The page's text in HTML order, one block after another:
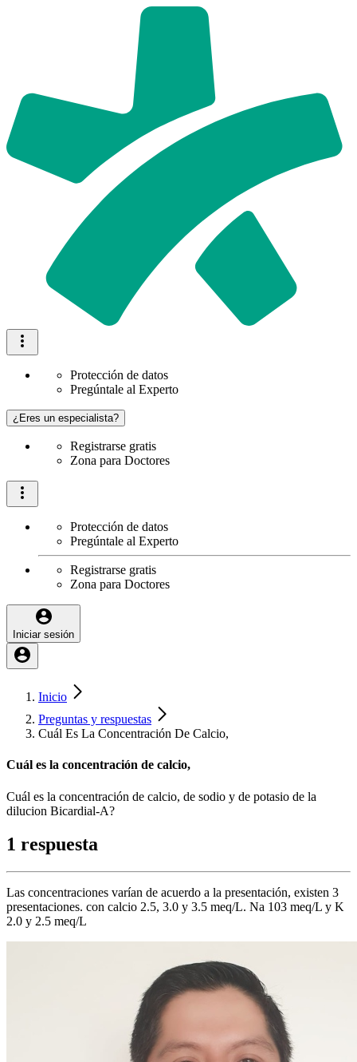
Protección de datos
Pregúntale al Experto
¿Eres un especialista?
Registrarse gratis
Zona para Doctores
Protección de datos
Pregúntale al Experto
Registrarse gratis
Zona para Doctores
Iniciar sesión
Inicio
Preguntas y respuestas
Cuál Es La Concentración De Calcio,
Cuál es la concentración de calcio,
Cuál es la concentración de calcio, de sodio y de potasio de la
dilucion Bicardial-A?
1 respuesta
Las concentraciones varían de acuerdo a la presentación, existen 3
presentaciones. con calcio 2.5, 3.0 y 3.5 meq/L. Na 103 meq/L y K
2.0 y 2.5 meq/L